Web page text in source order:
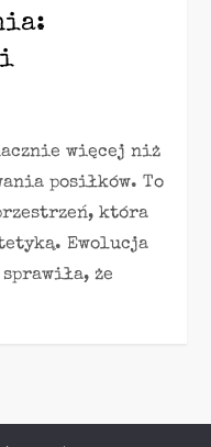
więcej niż
posiłków. To
która
Ewolucja
że